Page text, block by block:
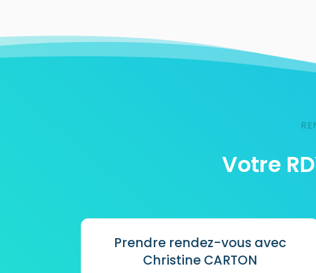
Votre
Prendre rendez-vous avec
Christine CARTON